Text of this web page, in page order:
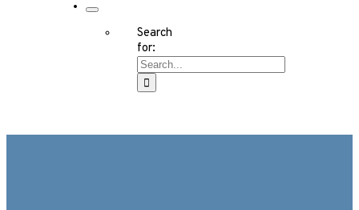
Search
for: